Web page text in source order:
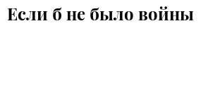
Если б не было войны